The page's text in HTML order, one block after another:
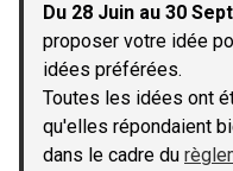
−
Du 28 Juin au 30
proposer votre idée
idées préférées.
Toutes les idées ont
qu'elles répondaient
dans le cadre du